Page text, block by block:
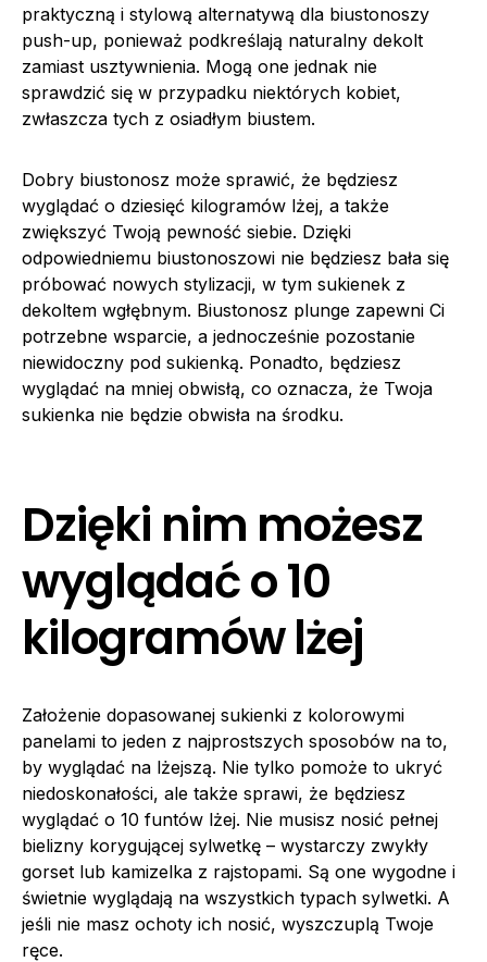
praktyczną i stylową alternatywą dla biustonoszy
push-up, ponieważ podkreślają naturalny dekolt
zamiast usztywnienia. Mogą one jednak nie
sprawdzić się w przypadku niektórych kobiet,
zwłaszcza tych z osiadłym biustem.
Dobry biustonosz może sprawić, że będziesz
wyglądać o dziesięć kilogramów lżej, a także
zwiększyć Twoją pewność siebie. Dzięki
odpowiedniemu biustonoszowi nie będziesz bała się
próbować nowych stylizacji, w tym sukienek z
dekoltem wgłębnym. Biustonosz plunge zapewni Ci
potrzebne wsparcie, a jednocześnie pozostanie
niewidoczny pod sukienką. Ponadto, będziesz
wyglądać na mniej obwisłą, co oznacza, że Twoja
sukienka nie będzie obwisła na środku.
Dzięki nim możesz
wyglądać o 10
kilogramów lżej
Założenie dopasowanej sukienki z kolorowymi
panelami to jeden z najprostszych sposobów na to,
by wyglądać na lżejszą. Nie tylko pomoże to ukryć
niedoskonałości, ale także sprawi, że będziesz
wyglądać o 10 funtów lżej. Nie musisz nosić pełnej
bielizny korygującej sylwetkę – wystarczy zwykły
gorset lub kamizelka z rajstopami. Są one wygodne i
świetnie wyglądają na wszystkich typach sylwetki. A
jeśli nie masz ochoty ich nosić, wyszczuplą Twoje
ręce.